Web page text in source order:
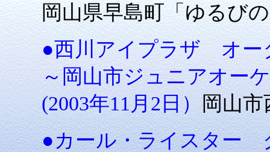
岡山県早島町「ゆるび
●西川アイプラザ オー
～岡山市ジュニアオー
(2003年11月2日）岡山市
●カール・ライスター